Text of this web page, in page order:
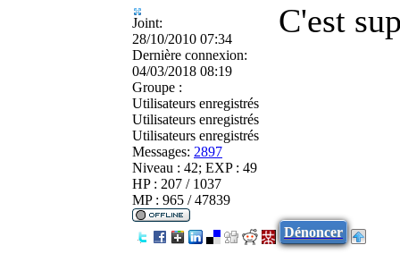
Joint:
28/10/2010 07:34
Dernière connexion:
04/03/2018 08:19
Groupe :
Utilisateurs enregistrés
Utilisateurs enregistrés
Utilisateurs enregistrés
Messages: 2897
Niveau : 42; EXP : 49
HP : 207 / 1037
MP : 965 / 47839
C'est
Dénoncer